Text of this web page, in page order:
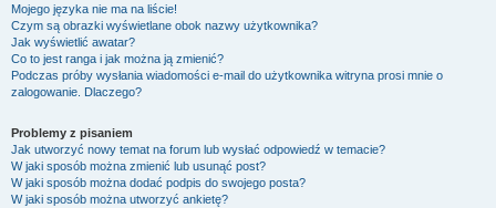
Mojego języka nie ma na liście!
Czym są obrazki wyświetlane obok nazwy użytkownika?
Jak wyświetlić awatar?
Co to jest ranga i jak można ją zmienić?
Podczas próby wysłania wiadomości e-mail do użytkownika witryna prosi mnie o
zalogowanie. Dlaczego?
Problemy z pisaniem
Jak utworzyć nowy temat na forum lub wysłać odpowiedź w temacie?
W jaki sposób można zmienić lub usunąć post?
W jaki sposób można dodać podpis do swojego posta?
W jaki sposób można utworzyć ankietę?